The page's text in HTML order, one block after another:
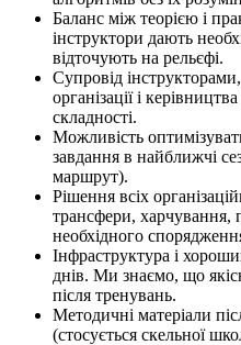
Баланс між теорією і
інструктори дають
відточують на рельєфі.
Супровід
організації і
складності.
Можливість
завдання в найближчі
маршрут).
Рішення всіх
трансфери, харчування,
необхідного
Інфраструктура і
днів. Ми знаємо, що
після тренувань.
Методичні матеріали
(стосується скельної